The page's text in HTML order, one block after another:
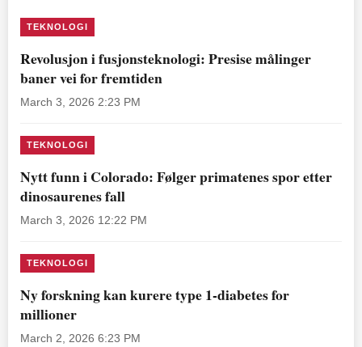
TEKNOLOGI
Revolusjon i fusjonsteknologi: Presise målinger
baner vei for fremtiden
March 3, 2026 2:23 PM
TEKNOLOGI
Nytt funn i Colorado: Følger primatenes spor etter
dinosaurenes fall
March 3, 2026 12:22 PM
TEKNOLOGI
Ny forskning kan kurere type 1-diabetes for
millioner
March 2, 2026 6:23 PM